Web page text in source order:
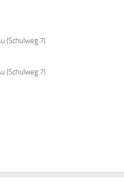
(Schulweg 7)
(Schulweg 7)